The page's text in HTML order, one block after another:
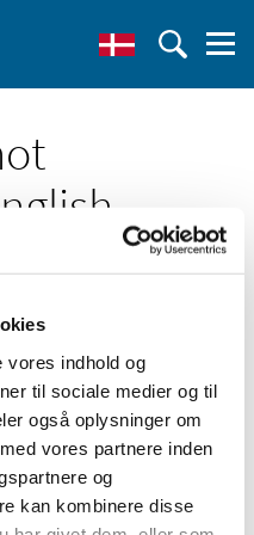
vores indhold og
til sociale medier og til
også oplysninger om
vores partnere inden
og
kan kombinere disse
'Alcon Accurus